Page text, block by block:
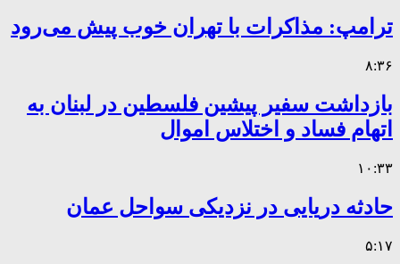
ترامپ: مذاکرات با تهران خوب پیش می‌رود
۸:۳۶
بازداشت سفیر پیشین فلسطین در لبنان به
اتهام فساد و اختلاس اموال
۱۰:۳۳
حادثه دریایی در نزدیکی سواحل عمان
۵:۱۷